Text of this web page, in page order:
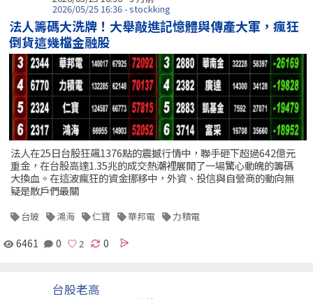
2026/05/25 16:36 - stockking
法人籌碼大洗牌！大舉敲進記憶體與傳產大軍，瘋狂
倒貨這幾檔金融股
法人在25日台股狂飆1376點的震撼行情中，聯手砸下超過642億元
重金，在台股高達1.35兆的成交熱潮裡展開了一場驚心動魄的籌碼
大換血。在這波瘋狂的資金挪移中，外資、投信與自營商的動向無
疑是散戶們最關
台玻 鴻海 仁寶 華邦電 力積電
6461 0 0
台股老高